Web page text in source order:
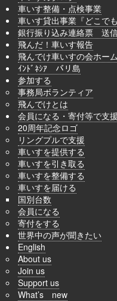
車いす整備・点検事業
車いす貸出事業『どこで
銀行振り込み連絡票 送
飛んだ！車いす報告
飛んでけ車いすの会ホー
ｲﾝﾄﾞﾈｼｱ バリ島
参加する
事務局ボランティア
飛んでけとは
会員になる・寄付等で支
20周年記念ロゴ
リングプルで支援
車いすを提供する
車いすを引き取る
車いすを整備する
車いすを届ける
国別台数
会員になる
寄付をする
世界中の声が聞きたい
English
About us
Join us
Support us
What’s new